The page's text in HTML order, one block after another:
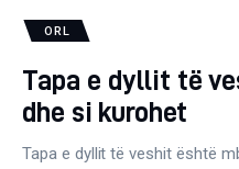
Mirëqenie
Nena dhe Femija
ORL
Tapa e dyllit të
dhe si kurohet
Tapa e dyllit të veshit është